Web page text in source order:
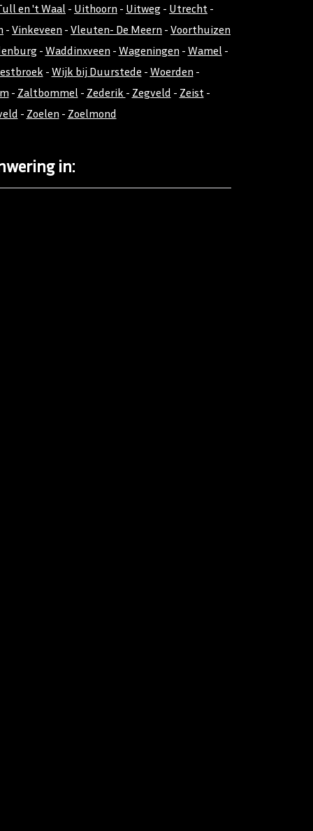
en 't Waal - Uithoorn - Uitweg - Utrecht -
- Vinkeveen - Vleuten- De Meern - Voorthuizen
- Waddinxveen - Wageningen - Wamel -
- Wijk bij Duurstede - Woerden -
- Zaltbommel - Zederik - Zegveld - Zeist -
- Zoelen - Zoelmond
in: